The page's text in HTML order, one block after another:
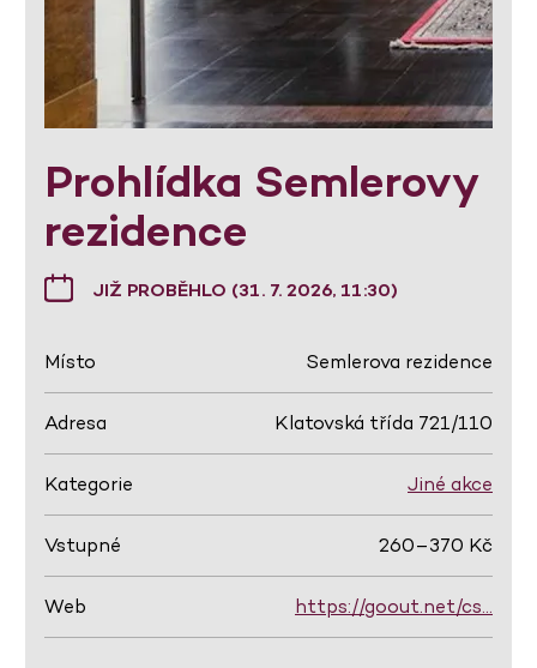
Prohlídka Semlerovy
rezidence
JIŽ PROBĚHLO (31. 7. 2026, 11:30)
Místo Semlerova rezidence
Adresa Klatovská třída 721/110
Kategorie Jiné akce
Vstupné 260–370 Kč
Web https://goout.net/cs…